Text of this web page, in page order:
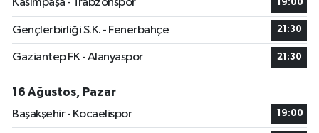
Kasımpaşa - Trabzonspor 19:00
Gençlerbirliği S.K. - Fenerbahçe 21:30
Gaziantep FK - Alanyaspor 21:30
16 Ağustos, Pazar
Başakşehir - Kocaelispor
19:00